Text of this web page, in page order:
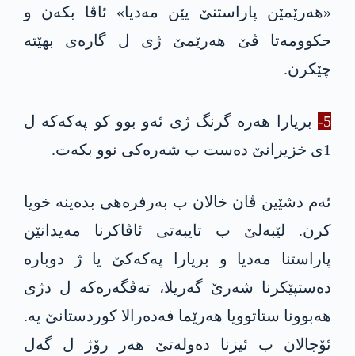
«هەرێمێن پاراستنێ یێن مەدیا» ئاڤا بکه‌ن و
حکوومەتا ڤێ هەرێمێ ژی ل گاره‌ی بهێته‌
چێکرن.
5-
بریارا هەره‌ گرنگ ژی ئەو بوو کو په‌كه‌كه‌ ل
1ی خزیرانێ دەست ب شەرەکی نوو بکەت.
ئەم دشێین ڤان خالان ب بەرفرەهی بده‌ینه‌ خویا
کرن. لێبەلێ ب تایبەتی ئاڤاکرنا مه‌یدانێن
پاراستنا مەدیا و بریارا په‌كه‌كێ یا ژ دوباره‌
دەستپێکرنا شەرێ گەریلا، تەڤگەرەکه‌ ل دژی
هەبوونا ستاتوویا هەرێما فەدەرالا کوردستانێ یە.
ئۆجالان ب ئیزنا دەولەتێ هەر رۆژ ل گه‌ل